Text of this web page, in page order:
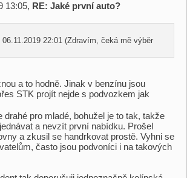
13:05, RE: Jaké první auto?
22:01 (Zdravím, čeká mě výběr
a to hodně. Jinak v benzínu jsou
STK projít nejde s podvozkem jak
drahé pro mladé, bohužel je to tak, takže
a nevzít první nabídku. Prošel
a zkusil se handrkovat prostě. Vyhni se
často jsou podvoníci i na takových